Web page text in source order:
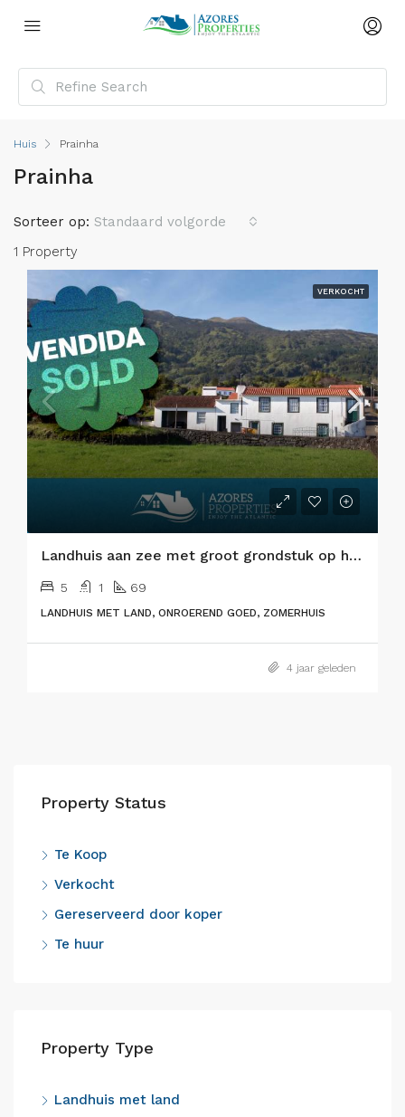
Huis Prainha
Prainha
1 Property
Sorteer op: Standaard volgorde
VERKOCHT
Landhuis aan zee met groot grondstuk op het eiland Pico
5 1 69
LANDHUIS MET LAND, ONROEREND GOED, ZOMERHUIS
4 jaar geleden
Property Status
Te Koop
Verkocht
Gereserveerd door koper
Te huur
Property Type
Landhuis met land